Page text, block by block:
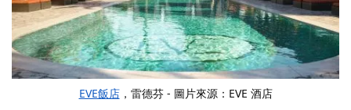
EVE飯店，雷德芬 - 圖片來源：EVE 酒店